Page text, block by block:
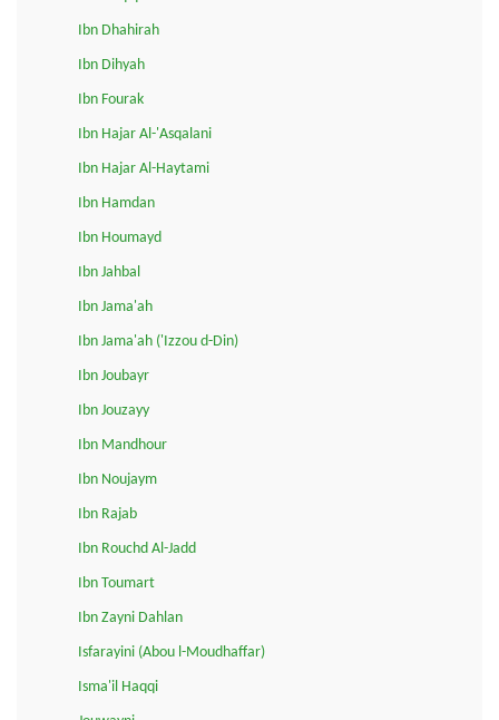
Ibn Dhahirah
Ibn Dihyah
Ibn Fourak
Ibn Hajar Al-'Asqalani
Ibn Hajar Al-Haytami
Ibn Hamdan
Ibn Houmayd
Ibn Jahbal
Ibn Jama'ah
Ibn Jama'ah ('Izzou d-Din)
Ibn Joubayr
Ibn Jouzayy
Ibn Mandhour
Ibn Noujaym
Ibn Rajab
Ibn Rouchd Al-Jadd
Ibn Toumart
Ibn Zayni Dahlan
Isfarayini (Abou l-Moudhaffar)
Isma'il Haqqi